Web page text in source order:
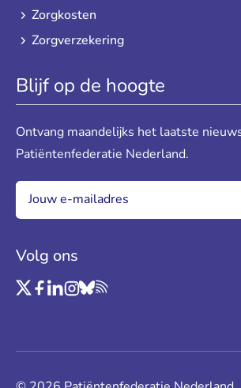
Zorgkosten
Zorgverzekering
Blijf op de hoogte
Ontvang maandelijks het laatste
Patiëntenfederatie Nederland.
E-mail:
Volg ons
Link naar Twitter
Link naar Facebook
Link naar LinkedIn
Link naar Instagram
Link naar Bluesky
Link naar RSS